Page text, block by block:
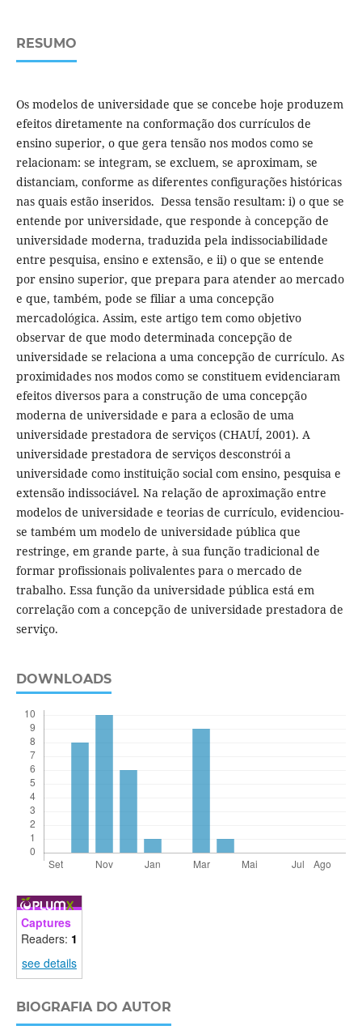
RESUMO
Os modelos de universidade que se concebe hoje produzem
efeitos diretamente na conformação dos currículos de
ensino superior, o que gera tensão nos modos como se
relacionam: se integram, se excluem, se aproximam, se
distanciam, conforme as diferentes configurações históricas
nas quais estão inseridos. Dessa tensão resultam: i) o que se
entende por universidade, que responde à concepção de
universidade moderna, traduzida pela indissociabilidade
entre pesquisa, ensino e extensão, e ii) o que se entende
por ensino superior, que prepara para atender ao mercado
e que, também, pode se filiar a uma concepção
mercadológica. Assim, este artigo tem como objetivo
observar de que modo determinada concepção de
universidade se relaciona a uma concepção de currículo. As
proximidades nos modos como se constituem evidenciaram
efeitos diversos para a construção de uma concepção
moderna de universidade e para a eclosão de uma
universidade prestadora de serviços (CHAUÍ, 2001). A
universidade prestadora de serviços desconstrói a
universidade como instituição social com ensino, pesquisa e
extensão indissociável. Na relação de aproximação entre
modelos de universidade e teorias de currículo, evidenciou-
se também um modelo de universidade pública que
restringe, em grande parte, à sua função tradicional de
formar profissionais polivalentes para o mercado de
trabalho. Essa função da universidade pública está em
correlação com a concepção de universidade prestadora de
serviço.
DOWNLOADS
Captures
Readers: 1
see details
BIOGRAFIA DO AUTOR